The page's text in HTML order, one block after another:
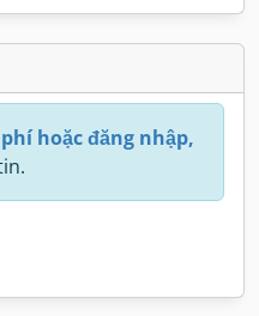
hoặc đăng nhập,